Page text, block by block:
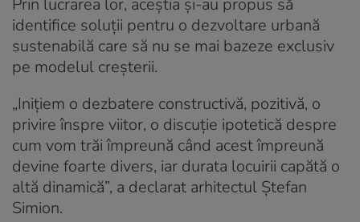
identifice soluții pentru o dezvoltare urbană
sustenabilă care să nu se mai bazeze exclusiv
pe modelul creșterii.
„Inițiem o dezbatere constructivă, pozitivă, o
privire înspre viitor, o discuție ipotetică despre
cum vom trăi împreună când acestîmpreună
devine foarte divers, iar durata locuirii capătă o
altă dinamică”, a declarat arhitectul Ștefan
Simion.